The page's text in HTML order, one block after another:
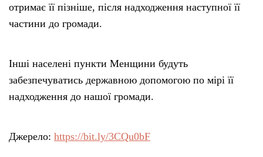
отримає її пізніше, після надходження наступної її
частини до громади.
Інші населені пункти Менщини будуть
забезпечуватись державною допомогою по мірі її
надходження до нашої громади.
Джерело: https://bit.ly/3CQu0bF